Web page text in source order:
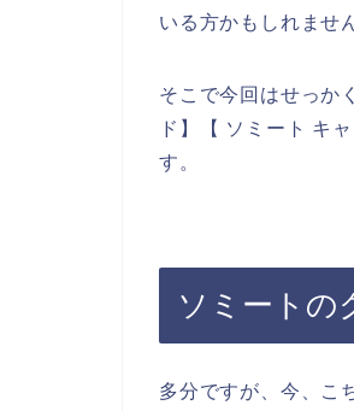
いる方かもしれませ
そこで今回はせっか
ド】【 ソミート キ
す。
ソミートの
多分ですが、今、こ